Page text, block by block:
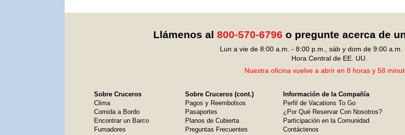
Llámenos al 800-570-6796 o pregunte acerca de
Lun a vie de 8:00 a.m. - 8:00 p.m., sáb y dom de 9:00 a.m.
Hora Central de EE. UU.
Nuestra oficina vuelve a abrir en 8 horas y 58
Sobre Cruceros
Clima
Comida a Bordo
Encontrar un Barco
Fumadores
Sobre Cruceros (cont.)
Pagos y Reembolsos
Pasaportes
Planos de Cubierta
Preguntas Frecuentes
Información de la Compañía
Perfil de Vacations To Go
¿Por Qué Reservar Con Nosotros?
Participación en la Comunidad
Contáctenos